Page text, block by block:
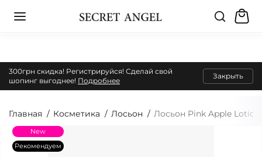
300грн скидка! Регистрируйся! Сделай свой
шопинг выгоднее! Подробнее
Закрыть
Главная Косметика Лосьон Лосьон Pink Apple Lotion
New
Рекомендуем